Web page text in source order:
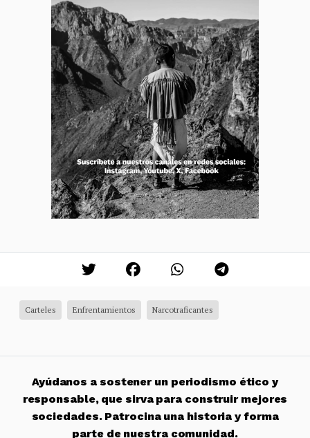
Carteles Enfrentamientos Narcotraficantes
Ayúdanos a sostener un periodismo ético y
responsable, que sirva para construir mejores
sociedades. Patrocina una historia y forma
parte de nuestra comunidad.